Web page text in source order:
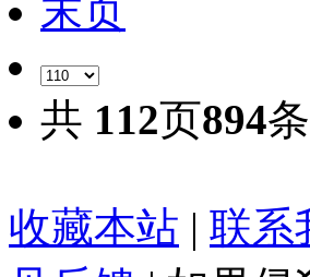
末页
共 112页894条
收藏本站 | 联系